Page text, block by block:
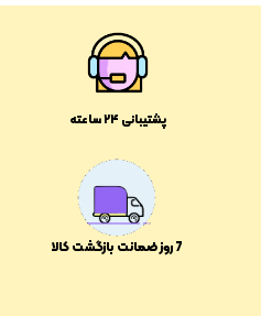
پشتیبانی ۲۴ ساعته
​​7 روز ضمانت بازگشت کالا